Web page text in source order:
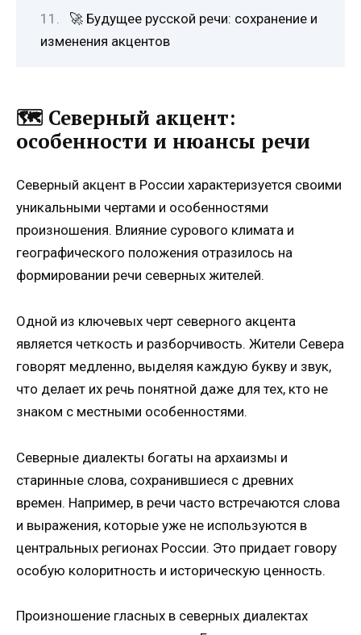
🚀 Будущее русской речи: сохранение и
изменения акцентов
🗺️ Северный акцент:
особенности и нюансы речи
Северный акцент в России характеризуется своими
уникальными чертами и особенностями
произношения. Влияние сурового климата и
географического положения отразилось на
формировании речи северных жителей.
Одной из ключевых черт северного акцента
является четкость и разборчивость. Жители Севера
говорят медленно, выделяя каждую букву и звук,
что делает их речь понятной даже для тех, кто не
знаком с местными особенностями.
Северные диалекты богаты на архаизмы и
старинные слова, сохранившиеся с древних
времен. Например, в речи часто встречаются слова
и выражения, которые уже не используются в
центральных регионах России. Это придает говору
особую колоритность и историческую ценность.
Произношение гласных в северных диалектах